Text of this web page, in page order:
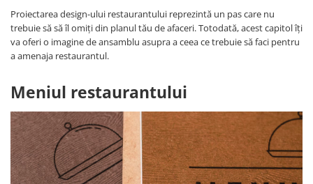
Proiectarea design-ului restaurantului reprezintă un pas care nu
trebuie să să îl omiți din planul tău de afaceri. Totodată, acest capitol îți
va oferi o imagine de ansamblu asupra a ceea ce trebuie să faci pentru
a amenaja restaurantul.
Meniul restaurantului